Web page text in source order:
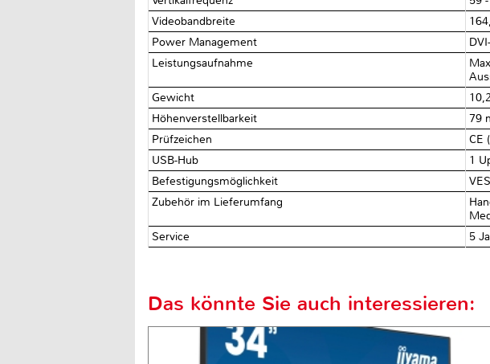
Videobandbreite
Power Management
Leistungsaufnahme
Gewicht
Höhenverstellbarkeit
79
Prüfzeichen
CE
USB-Hub
1
Befestigungsmöglichkeit
Zubehör im Lieferumfang
Service
5
Das könnte Sie auch interessieren: